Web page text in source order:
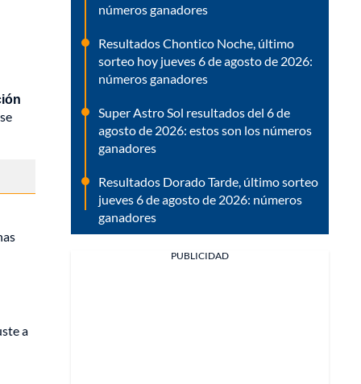
a
números ganadores
Resultados Chontico Noche, último
sorteo hoy jueves 6 de agosto de 2026:
números ganadores
Super Astro Sol resultados del 6 de
agosto de 2026: estos son los números
ganadores
Resultados Dorado Tarde, último sorteo
jueves 6 de agosto de 2026: números
ganadores
PUBLICIDAD